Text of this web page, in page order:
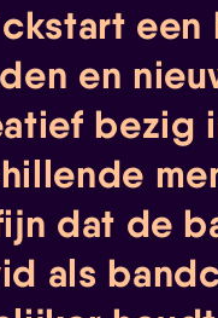
en
bezig
dat de
als